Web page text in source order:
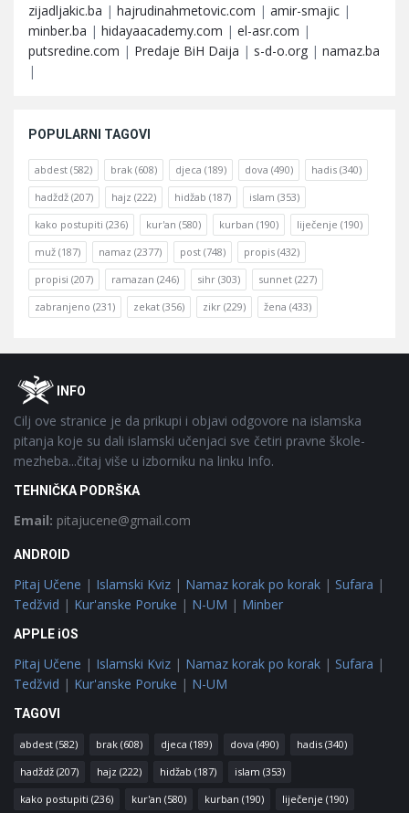
zijadljakic.ba | hajrudinahmetovic.com | amir-smajic |
minber.ba | hidayaacademy.com | el-asr.com |
putsredine.com | Predaje BiH Daija | s-d-o.org | namaz.ba
|
POPULARNI TAGOVI
abdest (582) brak (608) djeca (189) dova (490) hadis (340)
hadždž (207) hajz (222) hidžab (187) islam (353)
kako postupiti (236) kur'an (580) kurban (190) liječenje (190)
muž (187) namaz (2377) post (748) propis (432)
propisi (207) ramazan (246) sihr (303) sunnet (227)
zabranjeno (231) zekat (356) zikr (229) žena (433)
FooterOINFO
Cilj ove stranice je da prikupi i objavi odgovore na islamska
pitanja koje su dali islamski učenjaci sve četiri pravne škole-
mezheba...čitaj više u izborniku na linku Info.
TEHNIČKA PODRŠKA
Email: pitajucene@gmail.com
ANDROID
Pitaj Učene | Islamski Kviz | Namaz korak po korak | Sufara |
Tedžvid | Kur'anske Poruke | N-UM | Minber
APPLE iOS
Pitaj Učene | Islamski Kviz | Namaz korak po korak | Sufara |
Tedžvid | Kur'anske Poruke | N-UM
TAGOVI
abdest (582) brak (608) djeca (189) dova (490) hadis (340)
hadždž (207) hajz (222) hidžab (187) islam (353)
kako postupiti (236) kur'an (580) kurban (190) liječenje (190)